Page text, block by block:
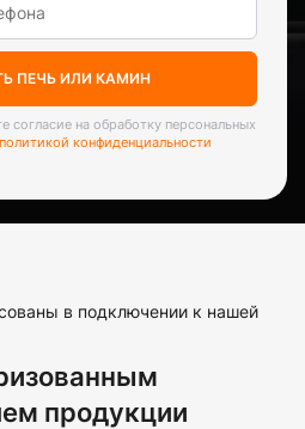
ПЕЧЬ ИЛИ КАМИН
согласие на обработку персональных
политикой конфиденциальности
в подключении к нашей
продукции